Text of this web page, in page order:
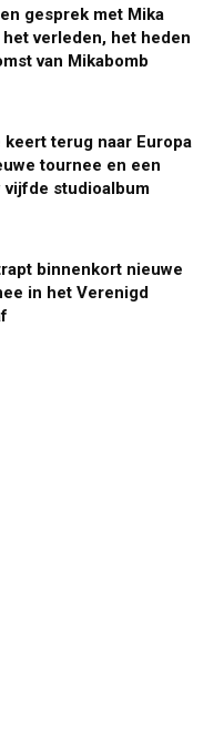
gesprek met Mika
het verleden, het heden
van Mikabomb
terug naar Europa
tournee en een
vijfde studioalbum
binnenkort nieuwe
in het Verenigd